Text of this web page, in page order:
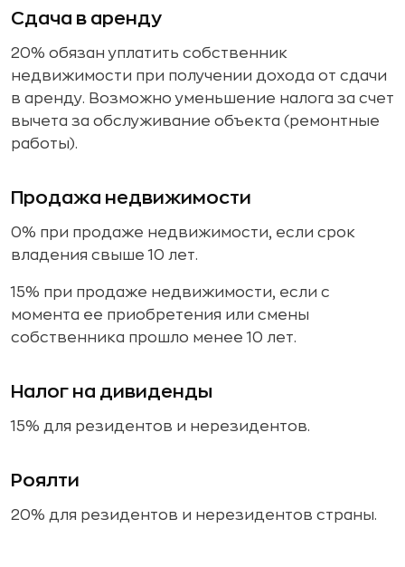
Сдача в аренду
20% обязан уплатить собственник
недвижимости при получении дохода от сдачи
в аренду. Возможно уменьшение налога за счет
вычета за обслуживание объекта (ремонтные
работы).
Продажа недвижимости
0% при продаже недвижимости, если срок
владения свыше 10 лет.
15% при продаже недвижимости, если с
момента ее приобретения или смены
собственника прошло менее 10 лет.
Налог на дивиденды
15% для резидентов и нерезидентов.
Роялти
20% для резидентов и нерезидентов страны.